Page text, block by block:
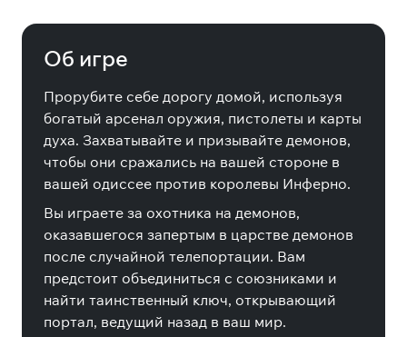
Об игре
Прорубите себе дорогу домой, используя
богатый арсенал оружия, пистолеты и карты
духа. Захватывайте и призывайте демонов,
чтобы они сражались на вашей стороне в
вашей одиссее против королевы Инферно.
Вы играете за охотника на демонов,
оказавшегося запертым в царстве демонов
после случайной телепортации. Вам
предстоит объединиться с союзниками и
найти таинственный ключ, открывающий
портал, ведущий назад в ваш мир.